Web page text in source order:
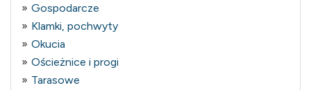
Gospodarcze
Klamki, pochwyty
Okucia
Ościeżnice i progi
Tarasowe